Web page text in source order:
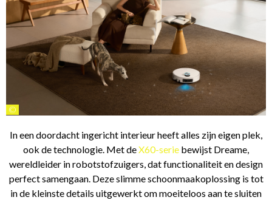
©
In een doordacht ingericht interieur heeft alles zijn eigen plek,
ook de technologie. Met deX60-serie bewijst Dreame,
wereldleider in robotstofzuigers, dat functionaliteit en design
perfect samengaan. Deze slimme schoonmaakoplossing is tot
in de kleinste details uitgewerkt om moeiteloos aan te sluiten